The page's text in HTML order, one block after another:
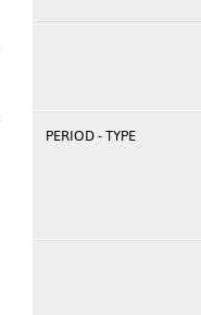
PERIOD - TYPE